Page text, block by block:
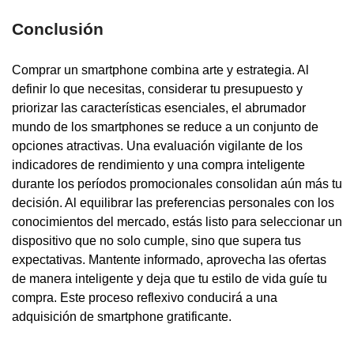
Conclusión
Comprar un smartphone combina arte y estrategia. Al
definir lo que necesitas, considerar tu presupuesto y
priorizar las características esenciales, el abrumador
mundo de los smartphones se reduce a un conjunto de
opciones atractivas. Una evaluación vigilante de los
indicadores de rendimiento y una compra inteligente
durante los períodos promocionales consolidan aún más tu
decisión. Al equilibrar las preferencias personales con los
conocimientos del mercado, estás listo para seleccionar un
dispositivo que no solo cumple, sino que supera tus
expectativas. Mantente informado, aprovecha las ofertas
de manera inteligente y deja que tu estilo de vida guíe tu
compra. Este proceso reflexivo conducirá a una
adquisición de smartphone gratificante.